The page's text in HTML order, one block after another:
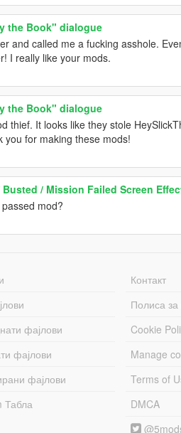
the Book" dialogue
and called me a fucking asshole.
I really like your mods.
the Book" dialogue
thief. It looks like they stole
you for making these mods!
Busted / Mission Failed Screen
mod?
фајлови
фајлови
фајлови
Табла
Контакт
Полиса за
Cookie
Manage
Terms of
DMCA